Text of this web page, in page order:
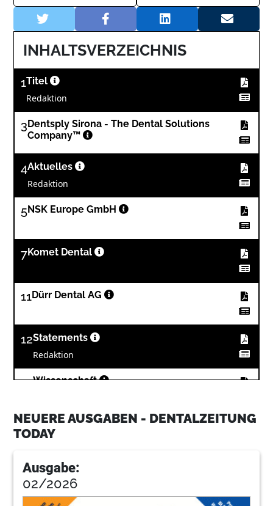
INHALTSVERZEICHNIS
1Titel
Redaktion
3 Dentsply Sirona - The Dental Solutions
Company™
4Aktuelles
Redaktion
5NSK Europe GmbH
7Komet Dental
11Dürr Dental AG
12Statements
Redaktion
14Wissenschaft
15Shofu Dental GmbH
17Dürr Dental AG
NEUERE AUSGABEN - DENTALZEITUNG
TODAY
Ausgabe:
02/2026